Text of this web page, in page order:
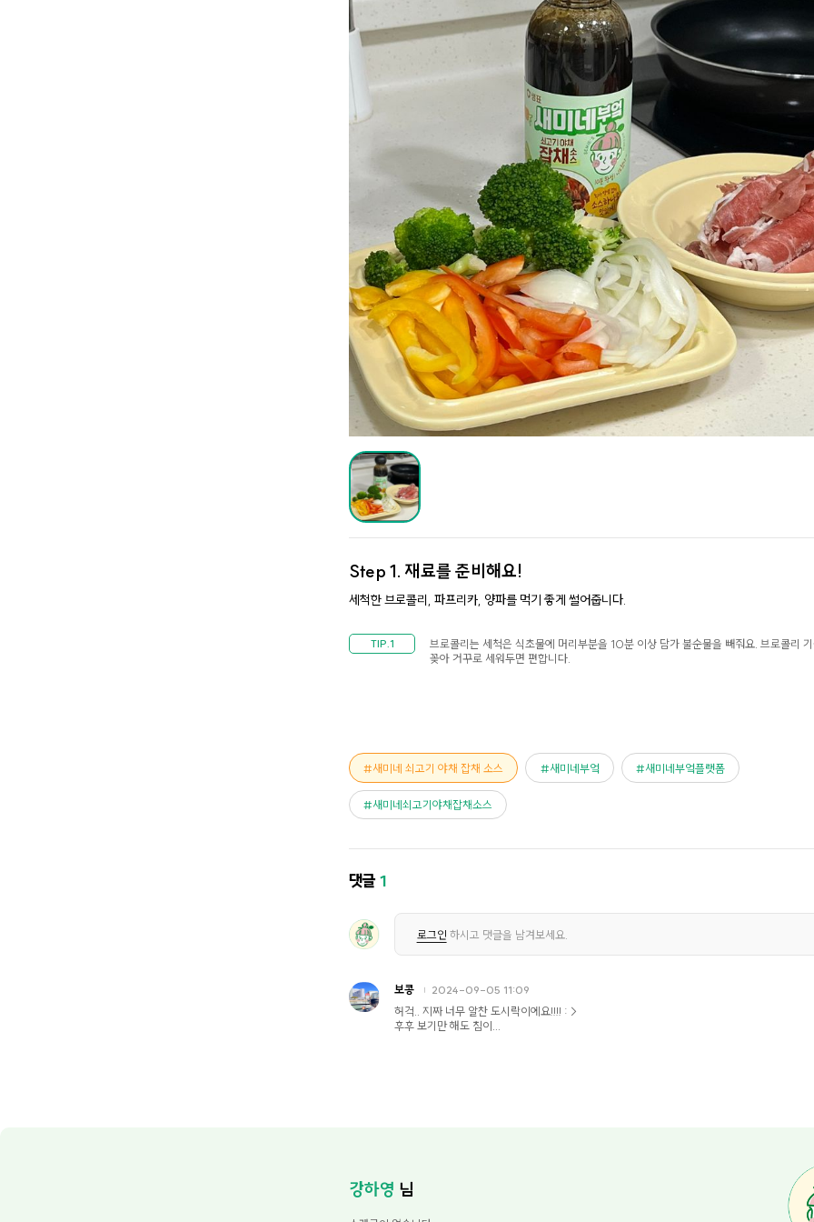
Step 1. 재료를 준비해요!
세척한 브로콜리, 파프리카, 양파를 먹기 좋게 썰어줍니다.
브로콜리는 세척은 식초물에 머리부분을 10분 이상 담가 불순물을 빼줘요. 브로콜리
꽂아 거꾸로 세워두면 편합니다.
새미네 쇠고기 야채 잡채 소스 새미네부엌 새미네부엌플랫폼
새미네쇠고기야채잡채소스
댓글1
로그인 하시고 댓글을 남겨보세요.
보콩 2024-09-05 11:09
허걱.. 지짜 너무 알찬 도시락이에요!!!! : >
후후 보기만 해도 침이...
강하영 님